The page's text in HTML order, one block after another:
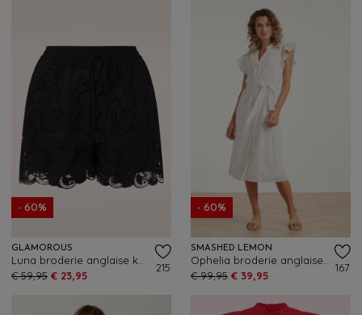
- 60%
GLAMOROUS
€ 59,95 € 23,95
215
- 60%
SMASHED LEMON
€ 99,95 € 39,95
167